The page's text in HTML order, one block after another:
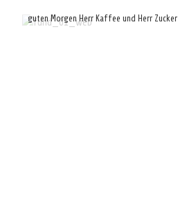
guten Morgen Herr Kaffee und Herr Zucker